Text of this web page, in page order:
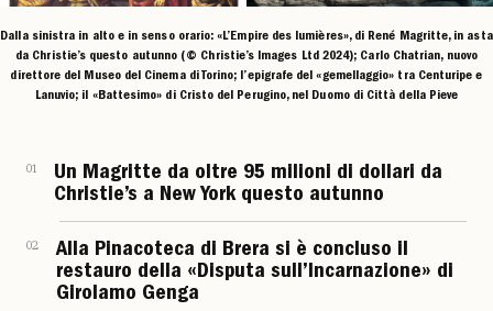
Dalla sinistra in alto e in senso orario: «L’Empire des lumières», di René Magritte, in asta
da Christie’s questo autunno (© Christie’s Images Ltd 2024); Carlo Chatrian, nuovo
direttore del Museo del Cinema di Torino; l’epigrafe del «gemellaggio» tra Centuripe e
Lanuvio; il «Battesimo» di Cristo del Perugino, nel Duomo di Città della Pieve
01
Un Magritte da oltre 95 milioni di dollari da
Christie’s a New York questo autunno
02
Alla Pinacoteca di Brera si è concluso il
restauro della «Disputa sull’Incarnazione» di
Girolamo Genga